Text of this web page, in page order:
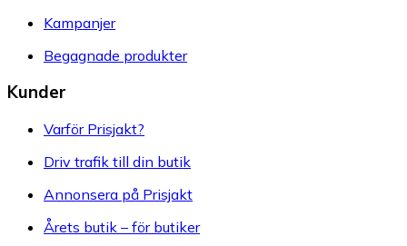
Kampanjer
Begagnade produkter
Kunder
Varför Prisjakt?
Driv trafik till din butik
Annonsera på Prisjakt
Årets butik – för butiker